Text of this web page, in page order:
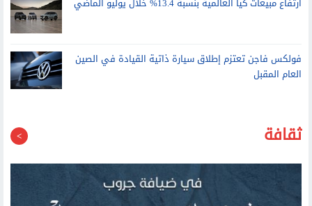
ارتفاع مبيعات كيا العالمية بنسبة 13.4% خلال يوليو الماضي
فولكس فاجن تعتزم إطلاق سيارة ذاتية القيادة في الصين
العام المقبل
ثقافة